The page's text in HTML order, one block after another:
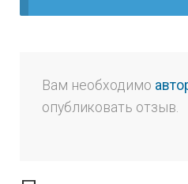
Вам необходимо
опубликовать отзыв.